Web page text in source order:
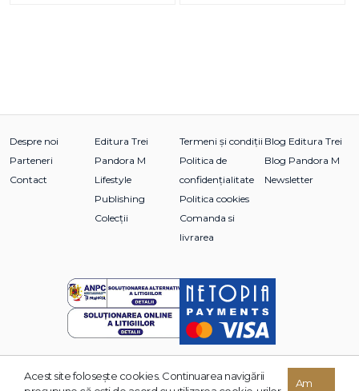
Despre noi
Parteneri
Contact
Editura Trei
Pandora M
Lifestyle
Publishing
Colecții
Termeni și condiții
Politica de
confidențialitate
Politica cookies
Comanda si
livrarea
Blog Editura Trei
Blog Pandora M
Newsletter
© 2026 Grupul Editorial TREI. Toate drepturile rezervate.
Acest site foloseşte cookies. Continuarea navigării
Am